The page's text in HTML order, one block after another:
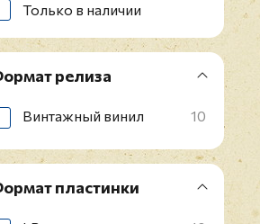
Только в наличии
релиза
Винтажный винил 10
пластинки